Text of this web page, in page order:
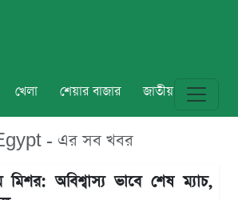
খেলা শেয়ার বাজার জাতীয় বিশ্ব
- এর সব খবর
মিশর: অবিশ্বাস্য ভাবে শেষ ম্যাচ,